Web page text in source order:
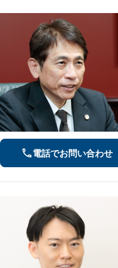
電話でお問い合わせ